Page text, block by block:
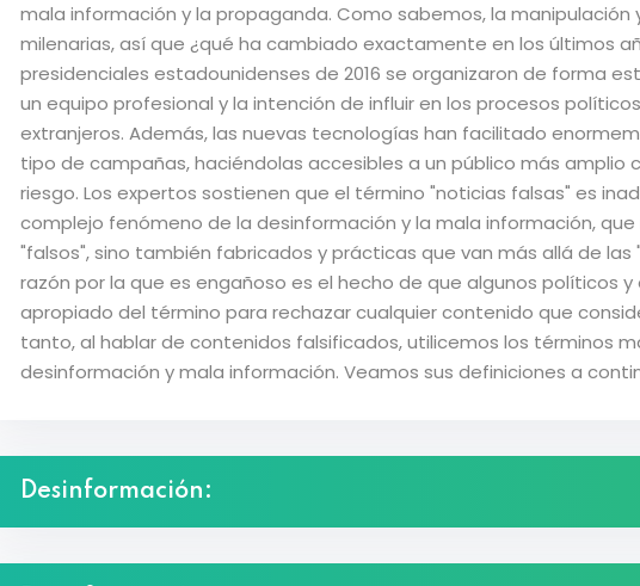
mala información y la propaganda. Como sabemos, la
milenarias, así que ¿qué ha cambiado exactamente en los últimos
presidenciales estadounidenses de 2016 se organizaron de forma
un equipo profesional y la intención de influir en los procesos
extranjeros. Además, las nuevas tecnologías han facilitado
tipo de campañas, haciéndolas accesibles a un público más amplio
riesgo. Los expertos sostienen que el término "noticias falsas" es
complejo fenómeno de la desinformación y la mala información,
"falsos", sino también fabricados y prácticas que van más allá de las
razón por la que es engañoso es el hecho de que algunos políticos y
apropiado del término para rechazar cualquier contenido que
tanto, al hablar de contenidos falsificados, utilicemos los términos
desinformación y mala información. Veamos sus definiciones a
Desinformación: